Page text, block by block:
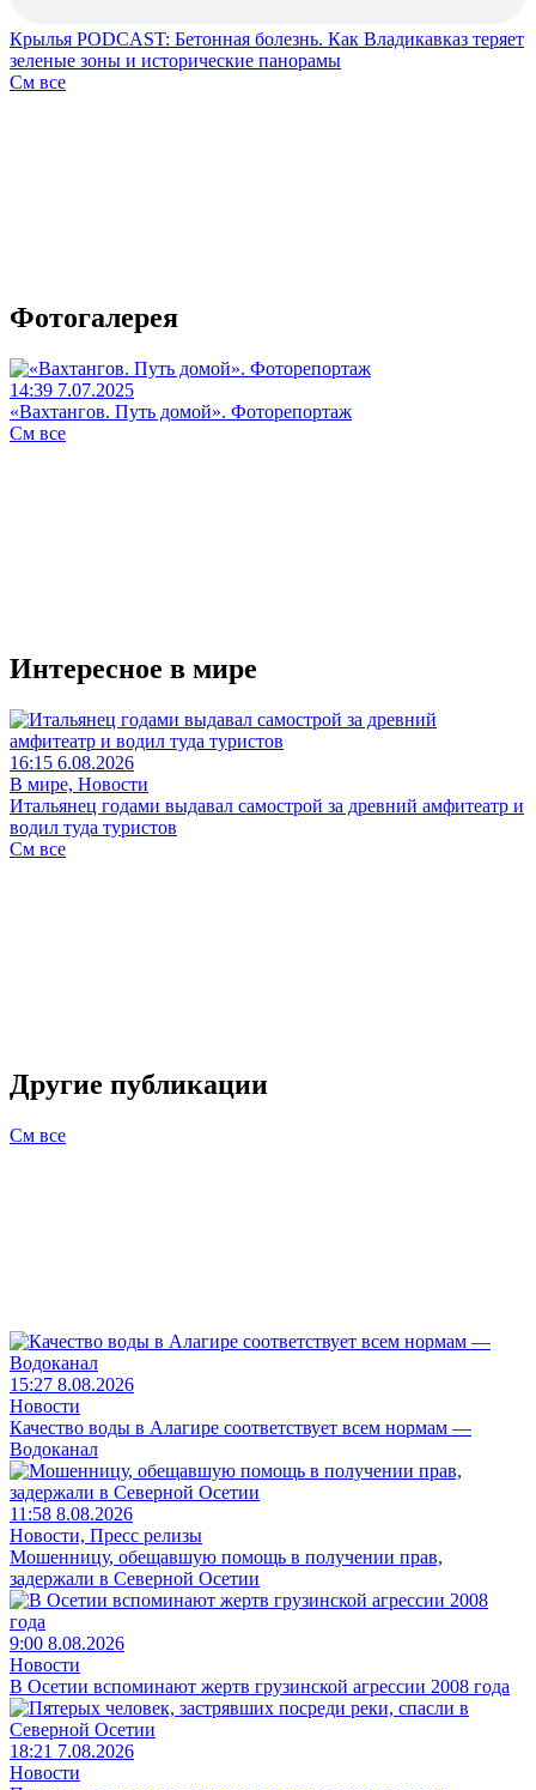
Крылья PODCAST: Бетонная болезнь. Как Владикавказ теряет
зеленые зоны и исторические панорамы
См все
Фотогалерея
14:39 7.07.2025
«Вахтангов. Путь домой». Фоторепортаж
См все
Интересное в мире
16:15 6.08.2026
В мире, Новости
Итальянец годами выдавал самострой за древний амфитеатр и
водил туда туристов
См все
Другие публикации
См все
15:27 8.08.2026
Новости
Качество воды в Алагире соответствует всем нормам —
Водоканал
11:58 8.08.2026
Новости, Пресс релизы
Мошенницу, обещавшую помощь в получении прав,
задержали в Северной Осетии
9:00 8.08.2026
Новости
В Осетии вспоминают жертв грузинской агрессии 2008 года
18:21 7.08.2026
Новости